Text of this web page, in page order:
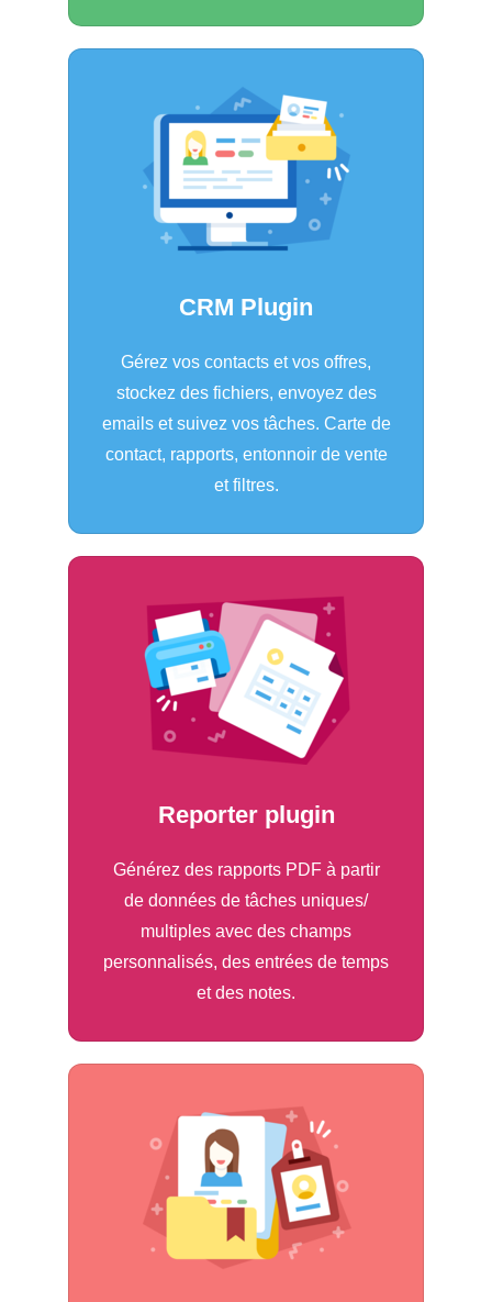
CRM Plugin
Gérez vos contacts et vos offres,
stockez des fichiers, envoyez des
emails et suivez vos tâches. Carte de
contact, rapports, entonnoir de vente
et filtres.
Reporter plugin
Générez des rapports PDF à partir
de données de tâches uniques/
multiples avec des champs
personnalisés, des entrées de temps
et des notes.